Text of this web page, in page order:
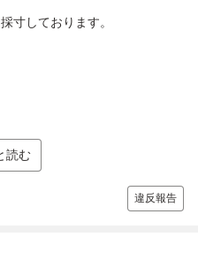
寸しております。
読む
違反報告